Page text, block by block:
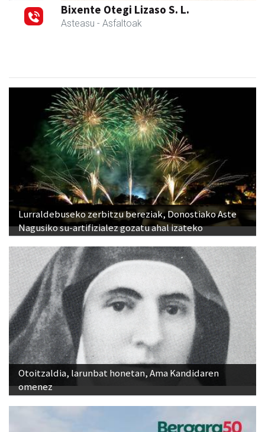
Bixente Otegi Lizaso S. L.
Asteasu - Asfaltoak
Lurraldebuseko zerbitzu bereziak, Donostiako Aste
Nagusiko su-artifizialez gozatu ahal izateko
Otoitzaldia, larunbat honetan, Ama Kandidaren
omenez